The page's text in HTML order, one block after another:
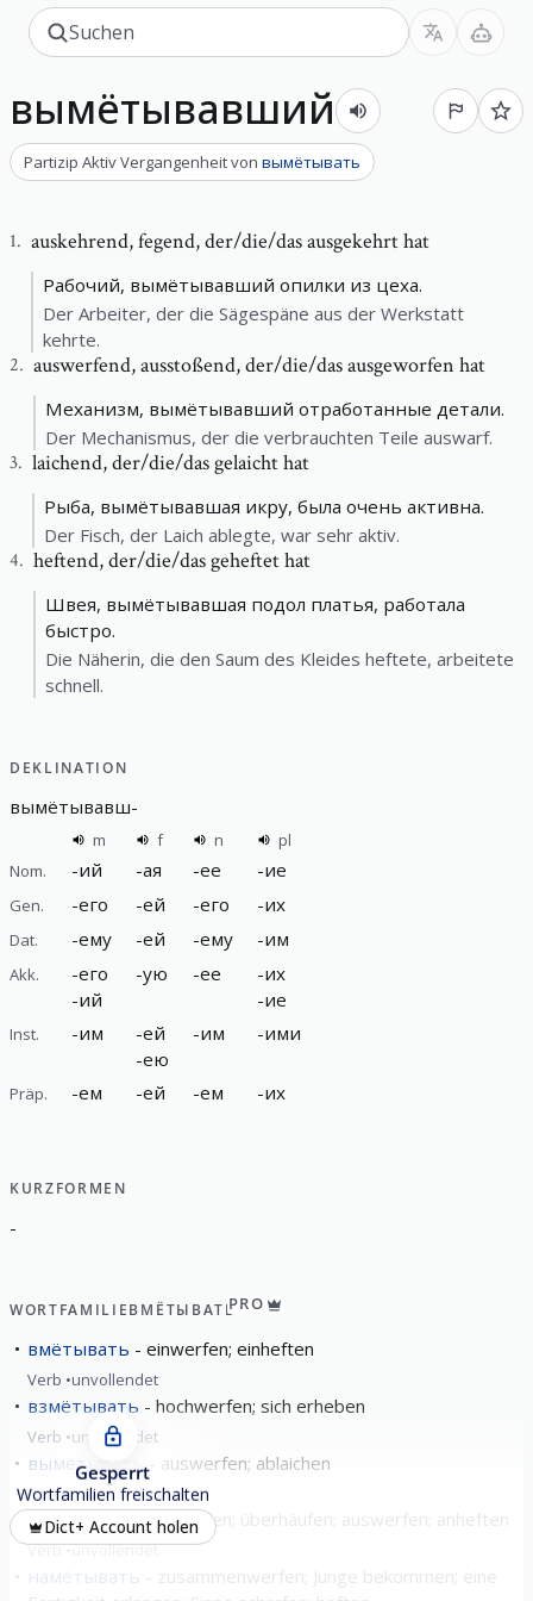
вымётывавший
Partizip Aktiv Vergangenheitvon вымётывать
1. auskehrend,fegend, der/die/das ausgekehrt hat
Рабочий, вымётывавший опилки из цеха.
Der Arbeiter, der die Sägespäne aus der Werkstatt
kehrte.
2. auswerfend,ausstoßend, der/die/das ausgeworfen hat
Механизм, вымётывавший отработанные детали.
Der Mechanismus, der die verbrauchten Teile auswarf.
3. laichend,der/die/das gelaicht hat
Рыба, вымётывавшая икру, была очень активна.
Der Fisch, der Laich ablegte, war sehr aktiv.
4. heftend,der/die/das geheftet hat
Швея, вымётывавшая подол платья, работала
быстро.
Die Näherin, die den Saum des Kleides heftete, arbeitete
schnell.
DEKLINATION
вымётывавш-
m f n
pl
Nom.
-ий -ая -ее -ие
Gen. -его -ей -его -их
Dat. -ему -ей -ему -им
Akk. -его
-ий
-ую -ее -их
-ие
Inst. -им -ей
-ею
-им -ими
Präp. -ем -ей -ем -их
KURZFORMEN
-
WORTFAMILIEВМЁТЫВАТЬPRO
вмётывать einwerfen; einheften
Verb unvollendet
взмётывать hochwerfen; sich erheben
Verb unvollendet
вымётывать auswerfen; ablaichen
Verb unvollendet
замётывать zuwerfen; überhäufen; auswerfen; anheften
Verb unvollendet
намётывать
Gesperrt
Wortfamilien freischalten
Dict+ Account holen